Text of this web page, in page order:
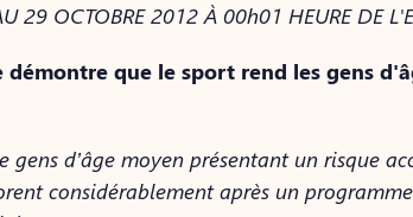
29 OCTOBRE 2012 À 00h01 HEURE DE
démontre que le sport rend les gens
gens d’âge moyen présentant un risque
considérablement après un